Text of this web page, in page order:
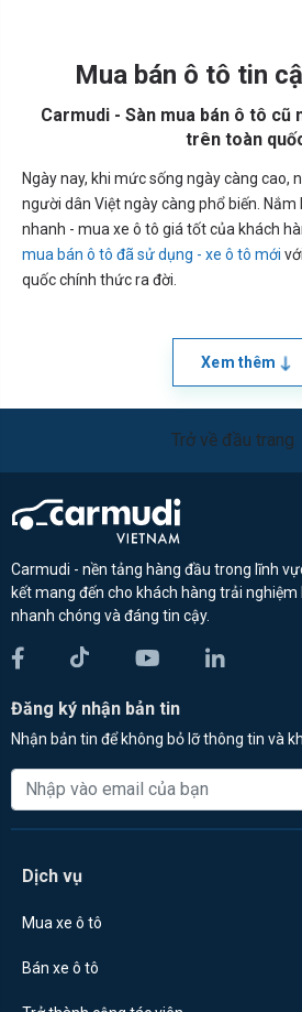
Mua bán ô tô tin
Carmudi - Sàn mua bán ô tô cũ
trên toàn
Ngày nay, khi mức sống ngày càng cao,
người dân Việt ngày càng phổ biến.
nhanh - mua xe ô tô giá tốt của khách
mua bán ô tô đã sử dụng - xe ô tô mới
quốc chính thức ra đời.
Xem thêm
Trở về đầu trang
Carmudi - nền tảng hàng đầu trong lĩnh
kết mang đến cho khách hàng trải
nhanh chóng và đáng tin cậy.
Đăng ký nhận bản tin
Nhận bản tin để không bỏ lỡ thông tin và
Dịch vụ
Mua xe ô tô
Bán xe ô tô